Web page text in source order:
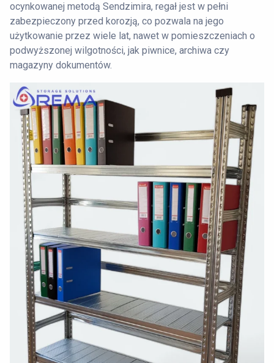
ocynkowanej metodą Sendzimira, regał jest w pełni
zabezpieczony przed korozją, co pozwala na jego
użytkowanie przez wiele lat, nawet w pomieszczeniach o
podwyższonej wilgotności, jak piwnice, archiwa czy
magazyny dokumentów.